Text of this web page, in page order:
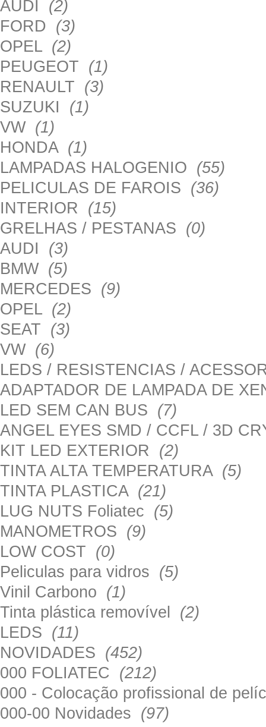
AUDI (2)
FORD (3)
OPEL (2)
PEUGEOT (1)
RENAULT (3)
SUZUKI (1)
VW (1)
HONDA (1)
LAMPADAS HALOGENIO (55)
PELICULAS DE FAROIS (36)
INTERIOR (15)
GRELHAS / PESTANAS (0)
AUDI (3)
BMW (5)
MERCEDES (9)
OPEL (2)
SEAT (3)
VW (6)
LEDS / RESISTENCIAS /
ADAPTADOR DE LAMPADA DE
LED SEM CAN BUS (7)
ANGEL EYES SMD / CCFL / 3D
KIT LED EXTERIOR (2)
TINTA ALTA TEMPERATURA (5)
TINTA PLASTICA (21)
LUG NUTS Foliatec (5)
MANOMETROS (9)
LOW COST (0)
Peliculas para vidros (5)
Vinil Carbono (1)
Tinta plástica removível (2)
LEDS (11)
NOVIDADES (452)
000 FOLIATEC (212)
000 - Colocação profissional de
000-00 Novidades (97)